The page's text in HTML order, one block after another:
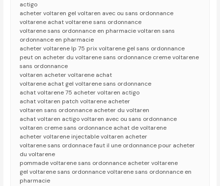
actigo
acheter voltaren gel voltaren avec ou sans ordonnance
voltarene achat voltarene sans ordonnance
voltarene sans ordonnance en pharmacie voltaren sans
ordonnance en pharmacie
acheter voltarene lp 75 prix voltarene gel sans ordonnance
peut on acheter du voltarene sans ordonnance creme voltarene
sans ordonnance
voltaren acheter voltarene achat
voltarene achat gel voltarene sans ordonnance
achat voltarene 75 acheter voltaren actigo
achat voltaren patch voltarene acheter
voltaren sans ordonnance acheter du voltaren
achat voltaren actigo voltaren avec ou sans ordonnance
voltaren creme sans ordonnance achat de voltarene
acheter voltarene injectable voltaren acheter
voltarene sans ordonnace faut il une ordonnance pour acheter
du voltarene
pommade voltarene sans ordonnance acheter voltarene
gel voltarene sans ordonnance voltarene sans ordonnance en
pharmacie